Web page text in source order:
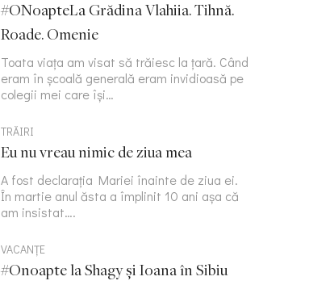
#ONoapteLa Grădina Vlahiia. Tihnă.
Roade. Omenie
Toata viața am visat să trăiesc la țară. Când
eram în școală generală eram invidioasă pe
colegii mei care își…
TRĂIRI
Eu nu vreau nimic de ziua mea
A fost declarația Mariei înainte de ziua ei.
În martie anul ăsta a împlinit 10 ani așa că
am insistat….
VACANȚE
#Onoapte la Shagy și Ioana în Sibiu